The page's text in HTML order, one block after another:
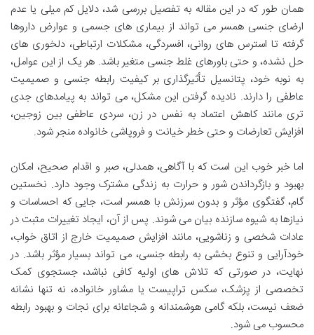
همان طور که در این مقاله به تفصیل بررسی شد، دلایل کم میلی یا عدم
ارضای جنسی همسر می تواند از بیماری های جسمی و عوارض داروها
گرفته تا استرس های روانی، افسردگی، مشکلات ارتباطی، دلخوری های
حل نشده، و حتی باورهای غلط جنسی متغیر باشد. هر یک از این عوامل،
به نوبه خود، پتانسیل تأثیرگذاری بر کیفیت رابطه جنسی و صمیمیت
عاطفی را دارند. نادیده گرفتن این مشکل، می تواند به پیامدهای جدی
تری مانند کاهش اعتماد به نفس در زن، سردی عاطفی بین زوجین،
افزایش تعارضات و حتی خطر خیانت و فروپاشی خانواده منجر شود.
اما خبر خوب این است که با آگاهی، همدلی، صبر و اقدام صحیح، امکان
بهبود و بازگرداندن شور و حرارت به زندگی مشترک وجود دارد. نخستین
گام، گفتگوی مؤثر و بدون سرزنش با همسر است، جایی که احساسات و
نیازها به شیوه سازنده بیان می شوند. پس از آن، ایجاد تغییرات مثبت در
عادات شخصی و زناشویی، مانند افزایش صمیمیت خارج از اتاق خواب،
خودآرایی و تنوع بخشی به رابطه جنسی، می تواند بسیار مؤثر باشد. در
نهایت، در صورتی که تلاش های اولیه کافی نباشد، جستجوی کمک
تخصصی از پزشک، سکس تراپیست یا مشاور خانواده، نه تنها نشانه
ضعف نیست، بلکه گامی هوشمندانه و شجاعانه برای نجات و بهبود رابطه
محسوب می شود.